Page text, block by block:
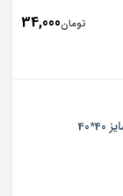
تومان34,000